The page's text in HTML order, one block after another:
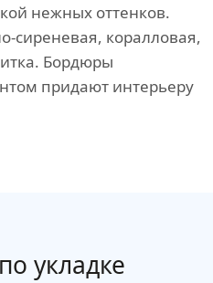
нежных оттенков.
сиреневая, коралловая,
Бордюры
придают интерьеру
по укладке